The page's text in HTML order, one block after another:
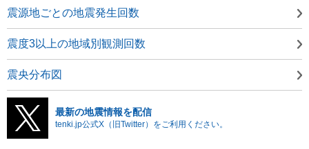
震源地ごとの地震発生回数
震度3以上の地域別観測回数
震央分布図
最新の地震情報を配信
tenki.jp公式X（旧Twitter）をご利用ください。